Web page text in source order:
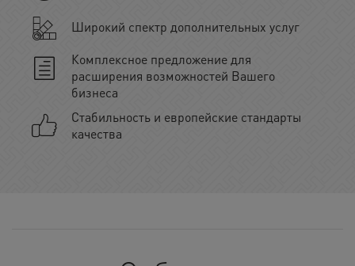
Широкий спектр дополнительных услуг
Комплексное предложение для
расширения возможностей Вашего
бизнеса
Стабильность и европейские стандарты
качества